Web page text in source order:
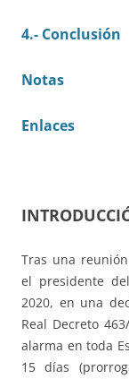
4.- Conclusión
Notas
Enlaces
Tras una
el presidente
2020, en una
Real Decreto
alarma en toda
15 días